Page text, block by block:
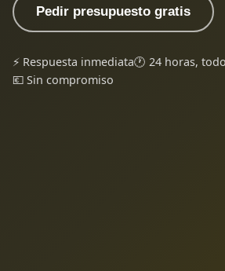
Pedir presupuesto gratis
⚡ Respuesta inmediata🕐 24 horas,
💶 Sin compromiso